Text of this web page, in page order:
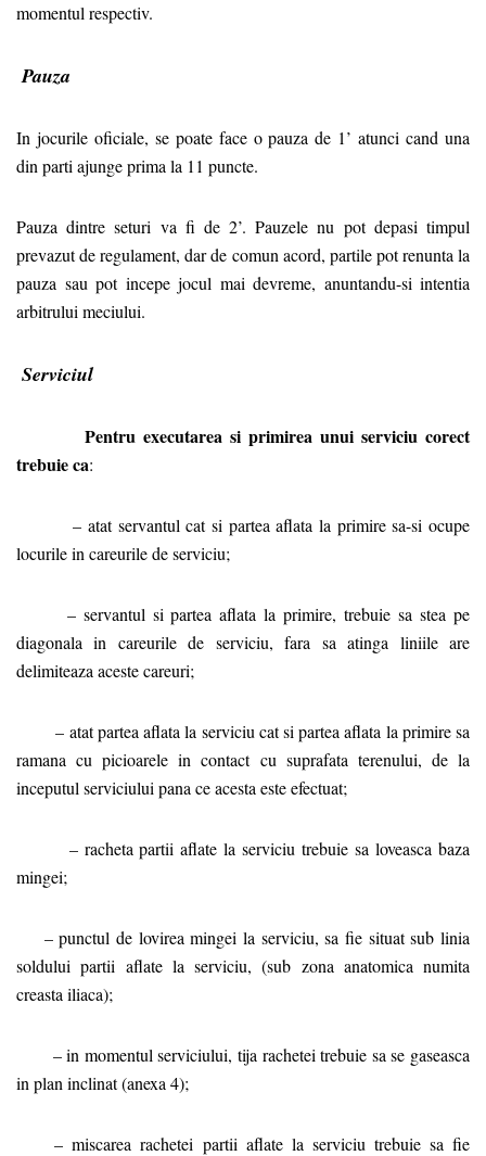
momentul respectiv.
Pauza
In jocurile oficiale, se poate face o pauza de 1’ atunci cand una
din parti ajunge prima la 11 puncte.
Pauza dintre seturi va fi de 2’. Pauzele nu pot depasi timpul
prevazut de regulament, dar de comun acord, partile pot renunta la
pauza sau pot incepe jocul mai devreme, anuntandu-si intentia
arbitrului meciului.
Serviciul
Pentru executarea si primirea unui serviciu corect
trebuie ca:
– atat servantul cat si partea aflata la primire sa-si ocupe
locurile in careurile de serviciu;
– servantul si partea aflata la primire, trebuie sa stea pe
diagonala in careurile de serviciu, fara sa atinga liniile are
delimiteaza aceste careuri;
– atat partea aflata la serviciu cat si partea aflata la primire sa
ramana cu picioarele in contact cu suprafata terenului, de la
inceputul serviciului pana ce acesta este efectuat;
– racheta partii aflate la serviciu trebuie sa loveasca baza
mingei;
– punctul de lovirea mingei la serviciu, sa fie situat sub linia
soldului partii aflate la serviciu, (sub zona anatomica numita
creasta iliaca);
– in momentul serviciului, tija rachetei trebuie sa se gaseasca
in plan inclinat (anexa 4);
– miscarea rachetei partii aflate la serviciu trebuie sa fie